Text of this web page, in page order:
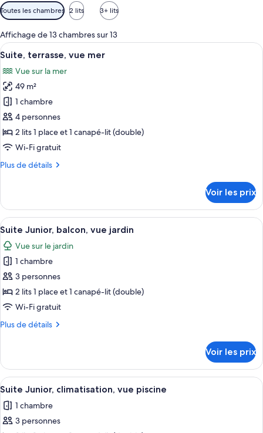
Filtres
disponibles
pour
les
chambres
Toutes les chambres 2 lits 3+ lits
Affichage de 13 chambres sur 13
Afficher
toutes
les
photos
pour
ce
type
de
chambre :
Suite,
mer
Une chambre d’hôtel moderne
8
Suite, terrasse, vue mer
Vue sur la mer
49 m²
1 chambre
4 personnes
2 lits 1 place et 1 canapé-lit (double)
Wi-Fi gratuit
Plus de détails
Plus
le
type
de
chambre
Suite,
terrasse,
vue
mer
Voir les prix
Afficher
toutes
les
photos
pour
ce
type
chambre :
balcon,
vue
jardin
Une chambre d’hôtel moderne
7
Suite Junior, balcon, vue jardin
Vue sur le jardin
1 chambre
3 personnes
2 lits 1 place et 1 canapé-lit (double)
Wi-Fi gratuit
Plus de détails
Plus
le
type
de
Suite
Junior,
Voir les prix
Afficher
toutes
les
photos
Un espace piscine aménagé sur le
8
Suite Junior, climatisation, vue piscine
1 chambre
3 personnes